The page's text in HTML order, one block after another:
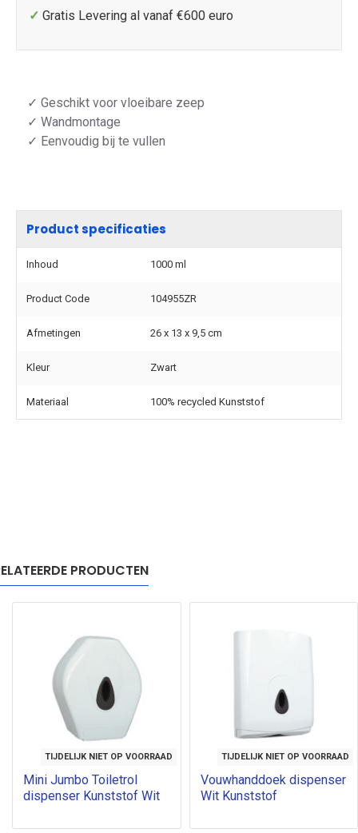
✓ Gratis Levering al vanaf €600 euro
✓ Geschikt voor vloeibare zeep
✓ Wandmontage
✓ Eenvoudig bij te vullen
Product specificaties
Inhoud 1000 ml
Product Code 104955ZR
Afmetingen 26 x 13 x 9,5 cm
Kleur Zwart
Materiaal 100% recycled Kunststof
PRODUCTEN
TIJDELIJK NIET OP VOORRAAD
Mini Jumbo Toiletrol
dispenser Kunststof Wit
TIJDELIJK NIET OP VOORRAAD
Vouwhanddoek dispenser
Wit Kunststof